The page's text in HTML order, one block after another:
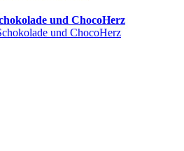
und ChocoHerz